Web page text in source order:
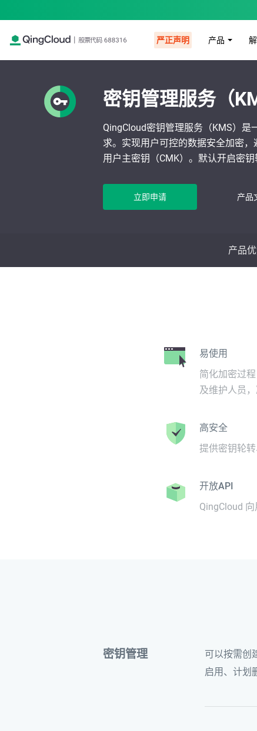
严正声明 产品
密钥管理服务（
QingCloud密钥管理服务（KMS）
求。实现用户可控的数据安全加密
用户主密钥（CMK）。默认开启密
立即申请 产品
产品
易使用
简化加密过
及维护人员
高安全
提供密钥轮
开放API
QingCloud
密钥管理
可以按需创
启用、计划